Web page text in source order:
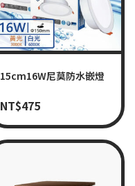
15cm16W尼莫防水嵌燈
NT$475